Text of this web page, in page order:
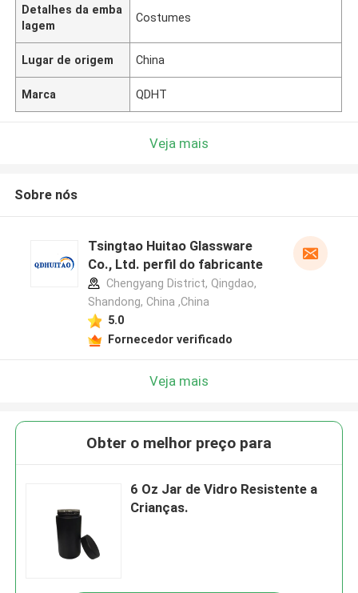
Detalhes da emba
lagem
Costumes
Lugar de origem China
Marca QDHT
Veja mais
Sobre nós
Tsingtao Huitao Glassware
Co., Ltd. perfil do fabricante
Chengyang District, Qingdao,
Shandong, China ,China
5.0
Fornecedor verificado
Veja mais
Obter o melhor preço para
6 Oz Jar de Vidro Resistente a
Crianças.